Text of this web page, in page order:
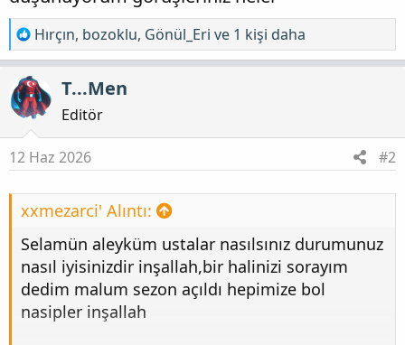
T
e
p
k
i
l
e
r
:
Hırçın, bozoklu, Gönül_Eri ve 1 kişi daha
T...Men
Editör
12 Haz 2026 #2
xxmezarci' Alıntı:
Selamün aleyküm ustalar nasılsınız durumunuz
nasıl iyisinizdir inşallah,bir halinizi sorayım
dedim malum sezon açıldı hepimize bol
nasipler inşallah